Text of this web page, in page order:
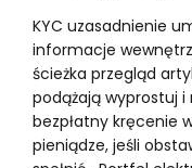
KYC uzasadnienie
informacje
ścieżka przegląd
podążają wyprostuj
bezpłatny kręcenie
pieniądze, jeśli